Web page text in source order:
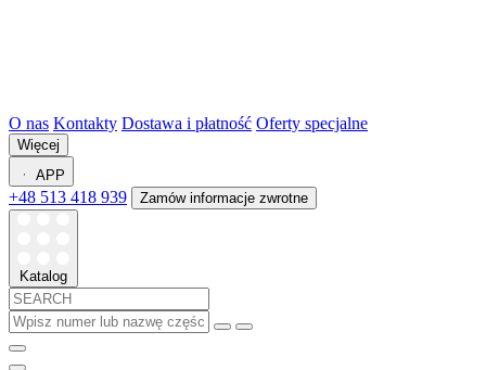
O nas Kontakty Dostawa i płatność Oferty specjalne
Więcej
APP
+48 513 418 939 Zamów informacje zwrotne
Katalog